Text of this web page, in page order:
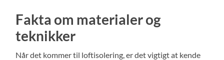
Fakta om materialer og
teknikker
Når det kommer til loftisolering, er det vigtigt at kende